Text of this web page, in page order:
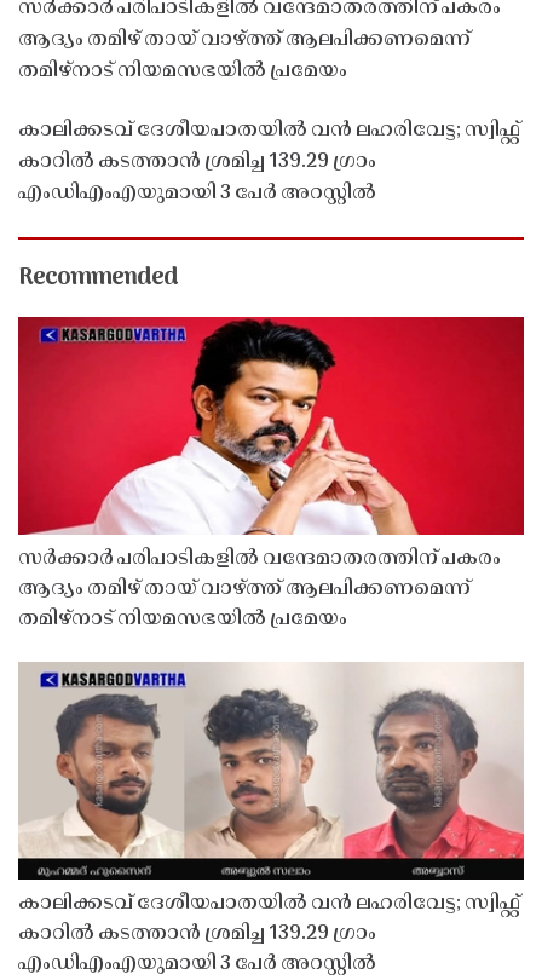
സർക്കാർ പരിപാടികളിൽ വന്ദേമാതരത്തിന് പകരം
ആദ്യം തമിഴ് തായ് വാഴ്ത്ത് ആലപിക്കണമെന്ന്
തമിഴ്നാട് നിയമസഭയിൽ പ്രമേയം
കാലിക്കടവ് ദേശീയപാതയിൽ വൻ ലഹരിവേട്ട; സ്വിഫ്റ്റ്
കാറിൽ കടത്താൻ ശ്രമിച്ച 139.29 ഗ്രാം
എംഡിഎംഎയുമായി 3 പേർ അറസ്റ്റിൽ
Recommended
സർക്കാർ പരിപാടികളിൽ വന്ദേമാതരത്തിന് പകരം
ആദ്യം തമിഴ് തായ് വാഴ്ത്ത് ആലപിക്കണമെന്ന്
തമിഴ്നാട് നിയമസഭയിൽ പ്രമേയം
കാലിക്കടവ് ദേശീയപാതയിൽ വൻ ലഹരിവേട്ട; സ്വിഫ്റ്റ്
കാറിൽ കടത്താൻ ശ്രമിച്ച 139.29 ഗ്രാം
എംഡിഎംഎയുമായി 3 പേർ അറസ്റ്റിൽ